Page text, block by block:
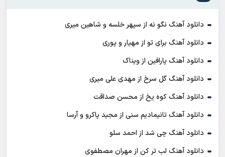
دانلود آهنگ نگو نه از سپهر خلسه و شاهین میری
دانلود آهنگ برای تو از مهیار و پوری
دانلود آهنگ پارافین از ویناک
دانلود آهنگ گل سرخ از مهدی علی میری
دانلود آهنگ کوه یخ از محسن صداقت
دانلود آهنگ تانیمادیم سنی از مجید پاکرو و آرسا
دانلود آهنگ چی شد از احمد سلو
دانلود آهنگ لب تر کن از مهران مصطفوی